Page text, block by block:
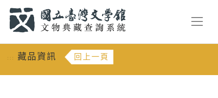
::: 藏品資訊 回上一頁